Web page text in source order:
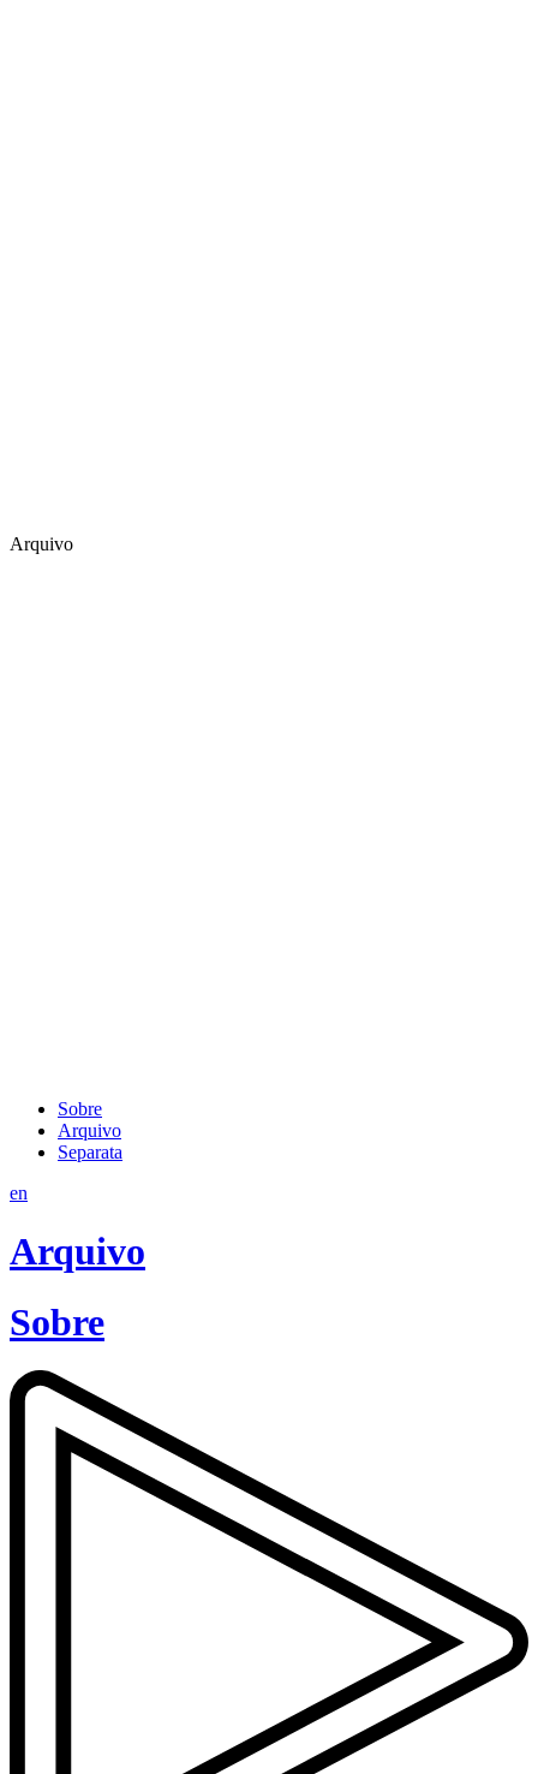
Arquivo
Sobre
Arquivo
Separata
en
Arquivo
Sobre